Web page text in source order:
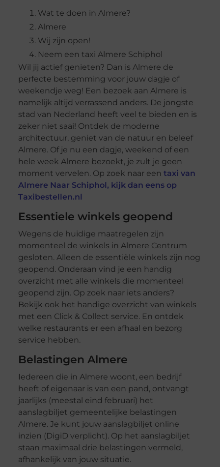
Wat te doen in Almere?
Almere
Wij zijn open!
Neem een taxi Almere Schiphol
Wil jij actief genieten? Dan is Almere de
perfecte bestemming voor jouw dagje of
weekendje weg! Een bezoek aan Almere is
namelijk altijd verrassend anders. De jongste
stad van Nederland heeft veel te bieden en is
zeker niet saai! Ontdek de moderne
architectuur, geniet van de natuur en beleef
Almere. Of je nu een dagje, weekend of een
hele week Almere bezoekt, je zult je geen
moment vervelen. Op zoek naar een taxi van
Almere Naar Schiphol, kijk dan eens op
Taxibestellen.nl
Essentiele winkels geopend
Wegens de huidige maatregelen zijn
momenteel de winkels in Almere Centrum
gesloten. Alleen de essentiële winkels zijn nog
geopend. Onderaan vind je een handig
overzicht met alle winkels die momenteel
geopend zijn. Op zoek naar iets anders?
Bekijk ook het handige overzicht van winkels
met een Click & Collect service. En ontdek
welke restaurants er een afhaal en bezorg
service hebben.
Belastingen Almere
Iedereen die in Almere woont, een bedrijf
heeft of eigenaar is van een pand, ontvangt
jaarlijks (meestal eind februari) het
aanslagbiljet gemeentelijke belastingen
Almere. Je kunt jouw aanslagbiljet online
inzien (DigiD verplicht). Op het aanslagbiljet
staan maximaal drie belastingen vermeld,
afhankelijk van jouw situatie.